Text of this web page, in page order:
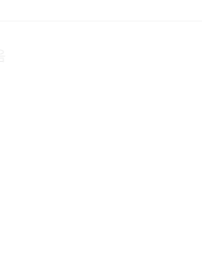
한다.)3. 조건이 참이라면 문장을